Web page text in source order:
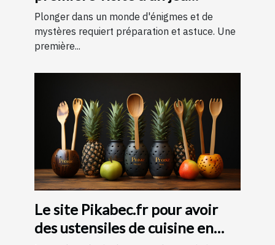
d'évasion : conseils et astuces
pour une expérience
mémorable
Plonger dans un monde d'énigmes et de
mystères requiert préparation et astuce. Une
première...
Le site Pikabec.fr pour avoir
des ustensiles de cuisine en